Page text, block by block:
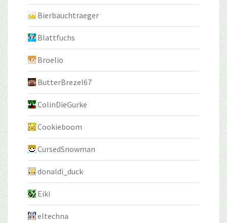
Bierbauchtraeger
Blattfuchs
Broelio
ButterBrezel67
ColinDieGurke
Cookieboom
CursedSnowman
donaldi_duck
Eiki
eltechna